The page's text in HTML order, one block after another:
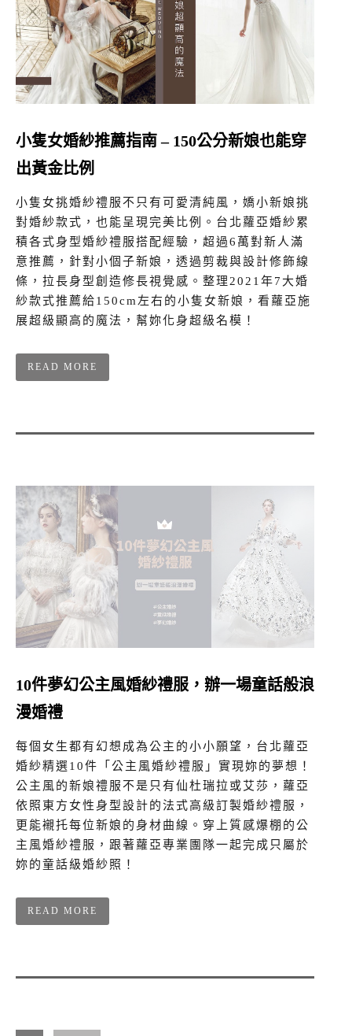
小隻女婚紗推薦指南 – 150公分新娘也能穿
出黃金比例
小隻女挑婚紗禮服不只有可愛清純風，嬌小新娘挑
對婚紗款式，也能呈現完美比例。台北蘿亞婚紗累
積各式身型婚紗禮服搭配經驗，超過6萬對新人滿
意推薦，針對小個子新娘，透過剪裁與設計修飾線
條，拉長身型創造修長視覺感。整理2021年7大婚
紗款式推薦給150cm左右的小隻女新娘，看蘿亞施
展超級顯高的魔法，幫妳化身超級名模！
READ MORE
10件夢幻公主風婚紗禮服，辦一場童話般浪
漫婚禮
每個女生都有幻想成為公主的小小願望，台北蘿亞
婚紗精選10件「公主風婚紗禮服」實現妳的夢想！
公主風的新娘禮服不是只有仙杜瑞拉或艾莎，蘿亞
依照東方女性身型設計的法式高級訂製婚紗禮服，
更能襯托每位新娘的身材曲線。穿上質感爆棚的公
主風婚紗禮服，跟著蘿亞專業團隊一起完成只屬於
妳的童話級婚紗照！
READ MORE